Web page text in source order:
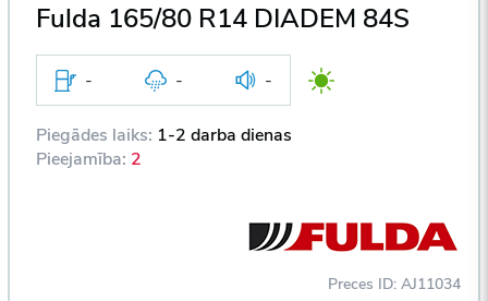
Fulda 165/80 R14 DIADEM 84S
- - -
Piegādes laiks: 1-2 darba dienas
Pieejamība: 2
Preces ID: AJ11034